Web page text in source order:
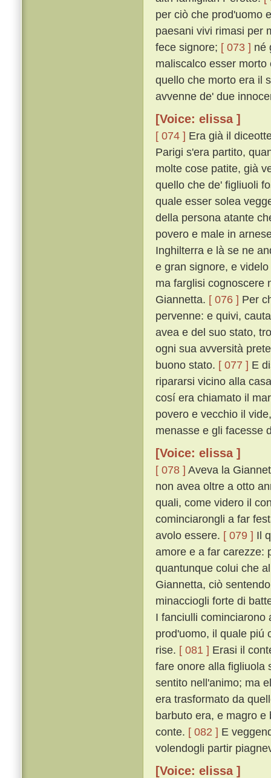
per ciò che prod'uomo
paesani vivi rimasi per
fece signore; [ 073 ] né
maliscalco esser
quello che morto era il
avvenne de' due
[Voice: elissa ]
[ 074 ] Era già il
Parigi s'era partito,
molte cose patite, già
quello che de' figliuoli
quale esser solea
della persona atante
povero e male in
Inghilterra e là se ne
e gran signore, e
ma farglisi cognoscere
Giannetta. [ 076 ] Per
pervenne: e quivi,
avea e del suo stato,
ogni sua avversità
buono stato. [ 077 ] E
ripararsi vicino alla
cosí era chiamato il
povero e vecchio il
menasse e gli facesse
[Voice: elissa ]
[ 078 ] Aveva la
non avea oltre a otto
quali, come videro il
cominciarongli a far
avolo essere. [ 079 ] Il
amore e a far carezze:
quantunque colui che
Giannetta, ciò
minacciogli forte di
I fanciulli cominciarono
prod'uomo, il quale piú
rise. [ 081 ] Erasi il
fare onore alla figliuola
sentito nell'animo; ma
era trasformato da
barbuto era, e magro
conte. [ 082 ] E
volendogli partir
[Voice: elissa ]